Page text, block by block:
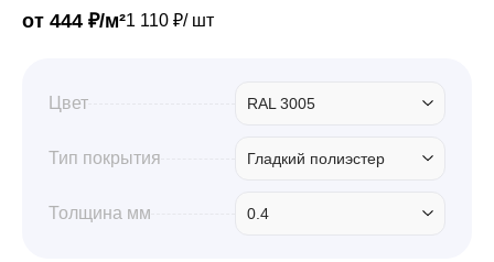
от 444 ₽/м²1 110 ₽/ шт
Цвет RAL 3005
Тип покрытия Гладкий полиэстер
Толщина мм 0.4